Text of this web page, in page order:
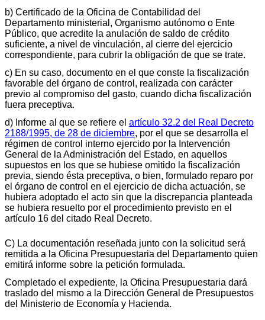
b) Certificado de la Oficina de Contabilidad del
Departamento ministerial, Organismo autónomo o Ente
Público, que acredite la anulación de saldo de crédito
suficiente, a nivel de vinculación, al cierre del ejercicio
correspondiente, para cubrir la obligación de que se trate.
c) En su caso, documento en el que conste la fiscalización
favorable del órgano de control, realizada con carácter
previo al compromiso del gasto, cuando dicha fiscalización
fuera preceptiva.
d) Informe al que se refiere el artículo 32.2 del Real Decreto
2188/1995, de 28 de diciembre, por el que se desarrolla el
régimen de control interno ejercido por la Intervención
General de la Administración del Estado, en aquellos
supuestos en los que se hubiese omitido la fiscalización
previa, siendo ésta preceptiva, o bien, formulado reparo por
el órgano de control en el ejercicio de dicha actuación, se
hubiera adoptado el acto sin que la discrepancia planteada
se hubiera resuelto por el procedimiento previsto en el
artículo 16 del citado Real Decreto.
C) La documentación reseñada junto con la solicitud será
remitida a la Oficina Presupuestaria del Departamento quien
emitirá informe sobre la petición formulada.
Completado el expediente, la Oficina Presupuestaria dará
traslado del mismo a la Dirección General de Presupuestos
del Ministerio de Economía y Hacienda.